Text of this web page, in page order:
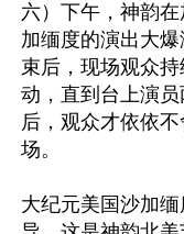
六）下午，神韵
加缅度的演出大
束后，现场观众
动，直到台上演员
后，观众才依依不
场。
大纪元美国沙加